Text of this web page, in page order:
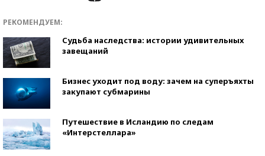
РЕКОМЕНДУЕМ:
Судьба наследства: истории удивительных
завещаний
Бизнес уходит под воду: зачем на суперъяхты
закупают субмарины
Путешествие в Исландию по следам
«Интерстеллара»